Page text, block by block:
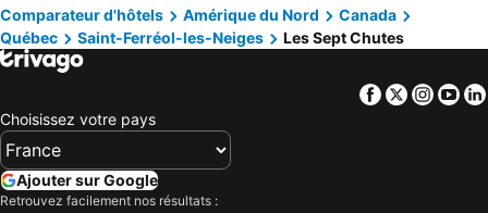
Sainte Anne de Beaupré
Mont-Sainte-Anne
Parc national de la Jacques-Cartier
Parc national du Mont-Mégantic
Marché du Vieux-Port
Plaines d'Abraham
Val-Jalbert
Port de Québec
Festival d'été
Comparateur d'hôtels Amérique du Nord
Canada
Québec
Saint-Ferréol-les-Neiges Les Sept Chutes
Facebook
Twitter
Choisissez votre pays
Ajouter sur Google
Retrouvez facilement nos résultats :